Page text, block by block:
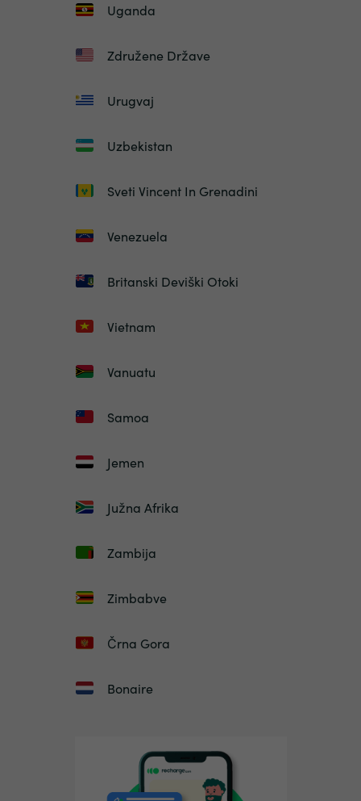
Uganda
Združene Države
Urugvaj
Uzbekistan
Sveti Vincent In Grenadini
Venezuela
Britanski Deviški Otoki
Vietnam
Vanuatu
Samoa
Jemen
Južna Afrika
Zambija
Zimbabve
Črna Gora
Bonaire